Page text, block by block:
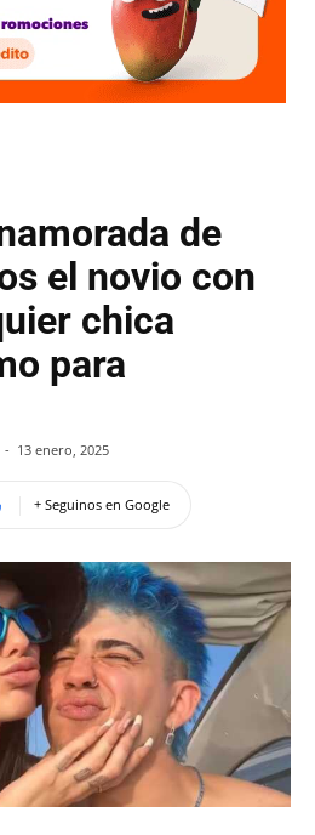
de
el novio con
chica
para
- 13 enero, 2025
+ Seguinos en Google